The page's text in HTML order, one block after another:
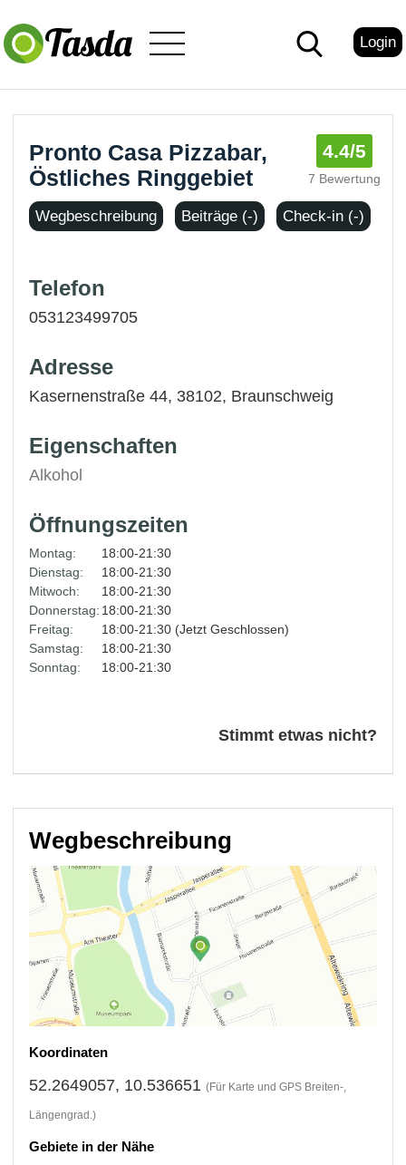
Login
Pronto Casa Pizzabar,
Östliches Ringgebiet
4.4/5
7 Bewertung
Wegbeschreibung Beiträge (-) Check-in (-)
Telefon
053123499705
Adresse
Kasernenstraße 44, 38102, Braunschweig
Eigenschaften
Alkohol
Öffnungszeiten
Montag:
18:00-21:30
Dienstag:
18:00-21:30
Mitwoch:
18:00-21:30
Donnerstag: 18:00-21:30
Freitag:
18:00-21:30 (Jetzt Geschlossen)
Samstag:
18:00-21:30
Sonntag:
18:00-21:30
Stimmt etwas nicht?
Wegbeschreibung
Koordinaten
52.2649057, 10.536651 (Für Karte und GPS Breiten-,
Längengrad.)
Gebiete in der Nähe